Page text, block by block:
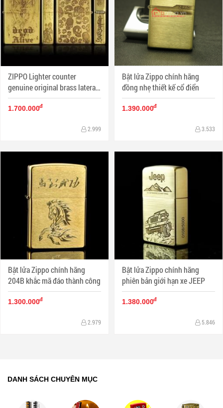
ZIPPO Lighter counter
genuine original brass lateral
skull danger signs
1.700.000đ
2.999
Bật lửa Zippo chính hãng
đồng nhẹ thiết kế cổ điển
1.390.000đ
3.533
Bật lửa Zippo chính hãng
204B khắc mã đáo thành công
1.300.000đ
2.979
Bật lửa Zippo chính hãng
phiên bản giới hạn xe JEEP
1.380.000đ
5.846
DANH SÁCH CHUYÊN MỤC